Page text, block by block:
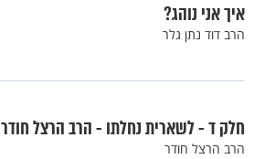
איך אני נוהג?
הרב דוד נתן גלר
חלק ד - לשארית נחלתו - הרב הרצל חודר
הרב הרצל חודר